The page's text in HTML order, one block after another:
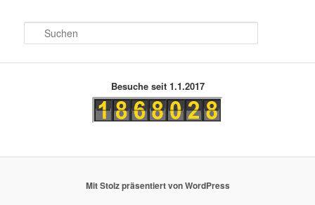
u
Besuche seit 1.1.2017
Mit Stolz präsentiert von WordPress